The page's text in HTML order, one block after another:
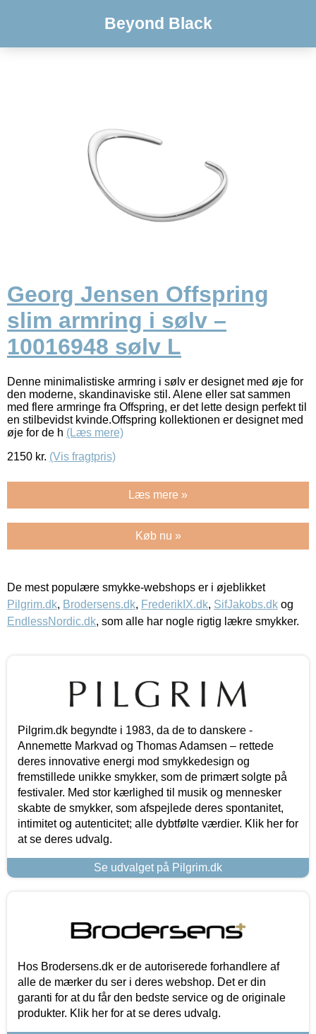
Beyond Black
Georg Jensen Offspring
slim armring i sølv –
10016948 sølv L
Denne minimalistiske armring i sølv er designet med øje for
den moderne, skandinaviske stil. Alene eller sat sammen
med flere armringe fra Offspring, er det lette design perfekt til
en stilbevidst kvinde.Offspring kollektionen er designet med
øje for de h (Læs mere)
2150 kr. (Vis fragtpris)
Læs mere »
Køb nu »
De mest populære smykke-webshops er i øjeblikket
Pilgrim.dk, Brodersens.dk, FrederikIX.dk, SifJakobs.dk og
EndlessNordic.dk, som alle har nogle rigtig lækre smykker.
Pilgrim.dk begyndte i 1983, da de to danskere -
Annemette Markvad og Thomas Adamsen – rettede
deres innovative energi mod smykkedesign og
fremstillede unikke smykker, som de primært solgte på
festivaler. Med stor kærlighed til musik og mennesker
skabte de smykker, som afspejlede deres spontanitet,
intimitet og autenticitet; alle dybtfølte værdier. Klik her for
at se deres udvalg.
Se udvalget på Pilgrim.dk
Hos Brodersens.dk er de autoriserede forhandlere af
alle de mærker du ser i deres webshop. Det er din
garanti for at du får den bedste service og de originale
produkter. Klik her for at se deres udvalg.